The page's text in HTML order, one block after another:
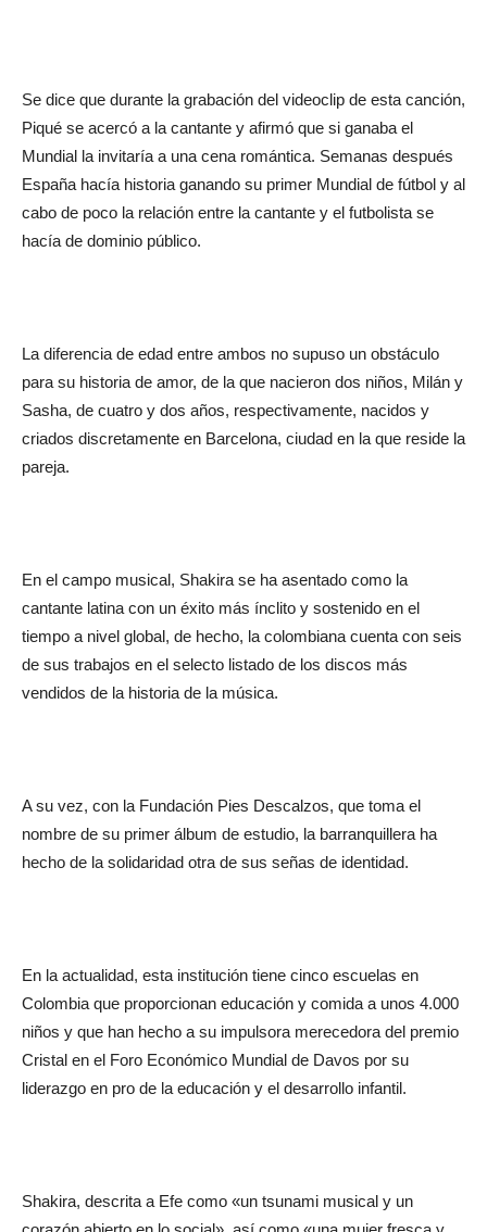
Se dice que durante la grabación del videoclip de esta canción,
Piqué se acercó a la cantante y afirmó que si ganaba el
Mundial la invitaría a una cena romántica. Semanas después
España hacía historia ganando su primer Mundial de fútbol y al
cabo de poco la relación entre la cantante y el futbolista se
hacía de dominio público.
La diferencia de edad entre ambos no supuso un obstáculo
para su historia de amor, de la que nacieron dos niños, Milán y
Sasha, de cuatro y dos años, respectivamente, nacidos y
criados discretamente en Barcelona, ciudad en la que reside la
pareja.
En el campo musical, Shakira se ha asentado como la
cantante latina con un éxito más ínclito y sostenido en el
tiempo a nivel global, de hecho, la colombiana cuenta con seis
de sus trabajos en el selecto listado de los discos más
vendidos de la historia de la música.
A su vez, con la Fundación Pies Descalzos, que toma el
nombre de su primer álbum de estudio, la barranquillera ha
hecho de la solidaridad otra de sus señas de identidad.
En la actualidad, esta institución tiene cinco escuelas en
Colombia que proporcionan educación y comida a unos 4.000
niños y que han hecho a su impulsora merecedora del premio
Cristal en el Foro Económico Mundial de Davos por su
liderazgo en pro de la educación y el desarrollo infantil.
Shakira, descrita a Efe como «un tsunami musical y un